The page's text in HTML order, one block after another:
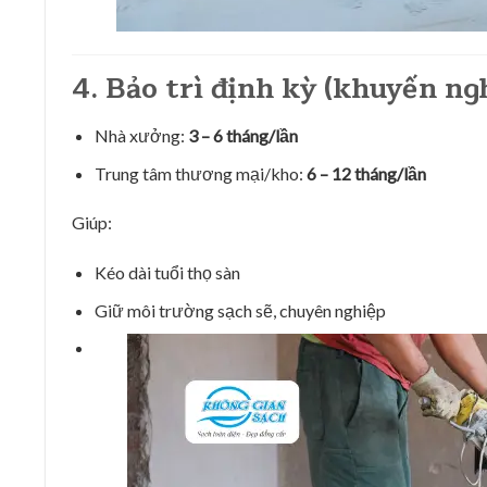
4. Bảo trì định kỳ (khuyến
Nhà xưởng: 3 – 6 tháng/lần
Trung tâm thương mại/kho: 6 – 12 tháng/lần
Giúp:
Kéo dài tuổi thọ sàn
Giữ môi trường sạch sẽ, chuyên nghiệp